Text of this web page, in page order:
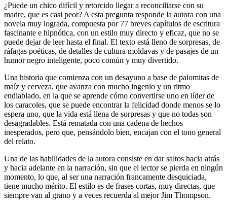
¿Puede un chico difícil y retorcido llegar a reconciliarse con su
madre, que es casi peor? A esta pregunta responde la autora con una
novela muy lograda, compuesta por 77 breves capítulos de escritura
fascinante e hipnótica, con un estilo muy directo y eficaz, que no se
puede dejar de leer hasta el final. El texto está lleno de sorpresas, de
ráfagas poéticas, de detalles de cultura moldavas y de pasajes de un
humor negro inteligente, poco común y muy divertido.
Una historia que comienza con un desayuno a base de palomitas de
maíz y cerveza, que avanza con mucho ingenio y un ritmo
endiablado, en la que se aprende cómo convertirse uno en líder de
los caracoles, que se puede encontrar la felicidad donde menos se lo
espera uno, que la vida está llena de sorpresas y que no todas son
desagradables. Está rematada con una cadena de hechos
inesperados, pero que, pensándolo bien, encajan con el tono general
del relato.
Una de las habilidades de la autora consiste en dar saltos hacia atrás
y hacia adelante en la narración, sin que el lector se pierda en ningún
momento, lo que, al ser una narración francamente desquiciada,
tiene mucho mérito. El estilo es de frases cortas, muy directas, que
siempre van al grano y a veces recuerda al mejor Jim Thompson.